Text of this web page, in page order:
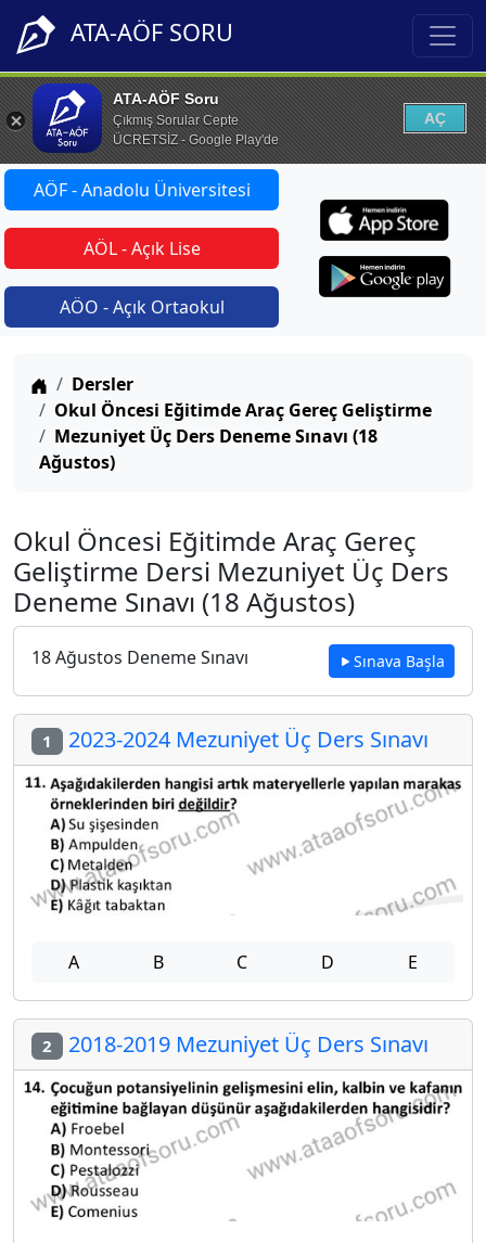
ATA-AÖF SORU
ATA-AÖF Soru
Çıkmış Sorular Cepte
ÜCRETSİZ - Google Play'de
AÇ
AÖF - Anadolu Üniversitesi
AÖL - Açık Lise
AÖO - Açık Ortaokul
Anasayfa
Dersler
Okul Öncesi Eğitimde Araç Gereç Geliştirme
Mezuniyet Üç Ders Deneme Sınavı (18
Ağustos)
Okul Öncesi Eğitimde Araç Gereç
Geliştirme Dersi Mezuniyet Üç Ders
Deneme Sınavı (18 Ağustos)
18 Ağustos Deneme Sınavı Sınava Başla
1 2023-2024 Mezuniyet Üç Ders Sınavı
A B C D E
2 2018-2019 Mezuniyet Üç Ders Sınavı